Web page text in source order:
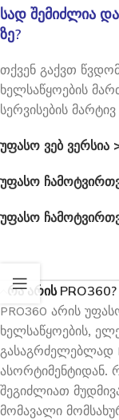
სად შემიძლია
ზე?
თქვენ გაქვთ
ხელსაწყოების
სერვისების მარტივ
უფასო ვებ ვერსია
უფასო
უფასო
რა არის PRO360?
PRO360 არის
ხელსაწყოების,
გასაგრძელებლად
ასორტიმენტიდან.
შეგიძლიათ
მომავალი